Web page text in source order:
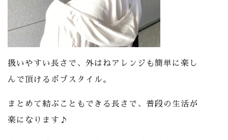
扱いやすい長さで、外はねアレンジも簡単に楽し
んで頂けるボブスタイル。
まとめて結ぶこともできる長さで、普段の生活が
楽になります♪